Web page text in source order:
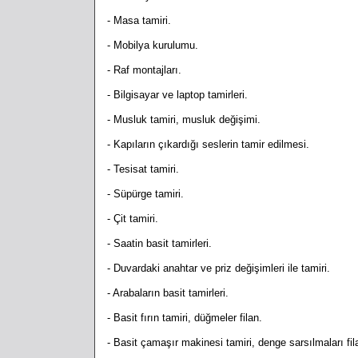
- Masa tamiri.
- Mobilya kurulumu.
- Raf montajları.
- Bilgisayar ve laptop tamirleri.
- Musluk tamiri, musluk değişimi.
- Kapıların çıkardığı seslerin tamir edilmesi.
- Tesisat tamiri.
- Süpürge tamiri.
- Çit tamiri.
- Saatin basit tamirleri.
- Duvardaki anahtar ve priz değişimleri ile tamiri.
- Arabaların basit tamirleri.
- Basit fırın tamiri, düğmeler filan.
- Basit çamaşır makinesi tamiri, denge sarsılmaları